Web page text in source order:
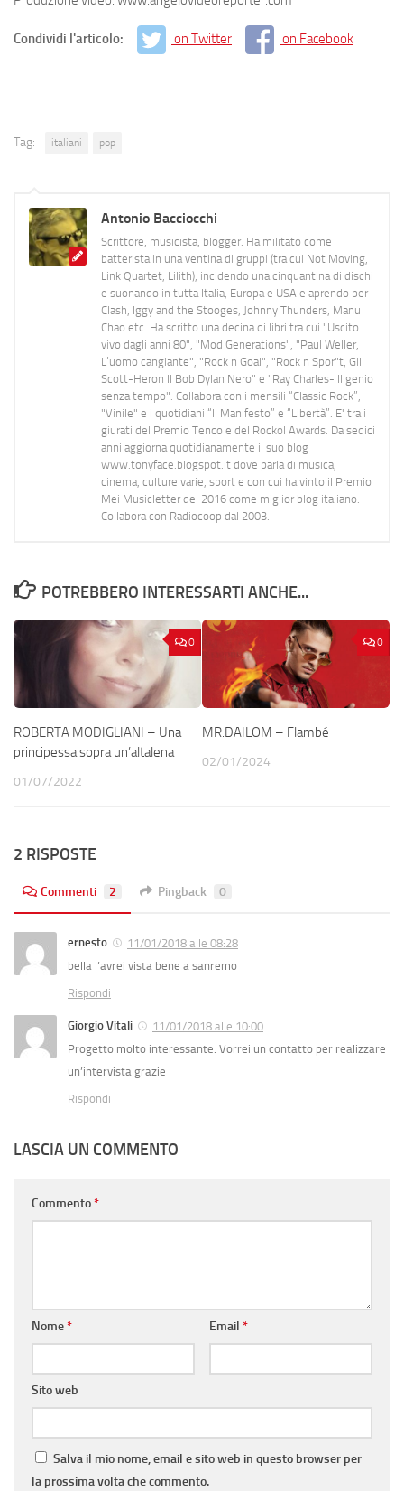
Condividi l'articolo: on Twitter on Facebook
Tag: italiani pop
Antonio Bacciocchi
Scrittore, musicista, blogger. Ha militato come
batterista in una ventina di gruppi (tra cui Not Moving,
Link Quartet, Lilith), incidendo una cinquantina di dischi
e suonando in tutta Italia, Europa e USA e aprendo per
Clash, Iggy and the Stooges, Johnny Thunders, Manu
Chao etc. Ha scritto una decina di libri tra cui "Uscito
vivo dagli anni 80", "Mod Generations", "Paul Weller,
L’uomo cangiante", "Rock n Goal", "Rock n Spor"t, Gil
Scott-Heron Il Bob Dylan Nero" e "Ray Charles- Il genio
senza tempo". Collabora con i mensili “Classic Rock”,
"Vinile" e i quotidiani “Il Manifesto” e “Libertà”. E' tra i
giurati del Premio Tenco e del Rockol Awards. Da sedici
anni aggiorna quotidianamente il suo blog
www.tonyface.blogspot.it dove parla di musica,
cinema, culture varie, sport e con cui ha vinto il Premio
Mei Musicletter del 2016 come miglior blog italiano.
Collabora con Radiocoop dal 2003.
POTREBBERO INTERESSARTI ANCHE...
0
ROBERTA MODIGLIANI – Una
principessa sopra un’altalena
01/07/2022
0
MR.DAILOM – Flambé
02/01/2024
2 RISPOSTE
Commenti 2 Pingback 0
ernesto
11/01/2018 alle 08:28
bella l’avrei vista bene a sanremo
Rispondi
Giorgio Vitali
11/01/2018 alle 10:00
Progetto molto interessante. Vorrei un contatto per realizzare
un’intervista grazie
Rispondi
LASCIA UN COMMENTO
Commento*
Nome* Email *
Sito web
Salva il mio nome, email e sito web in questo browser per
la prossima volta che commento.